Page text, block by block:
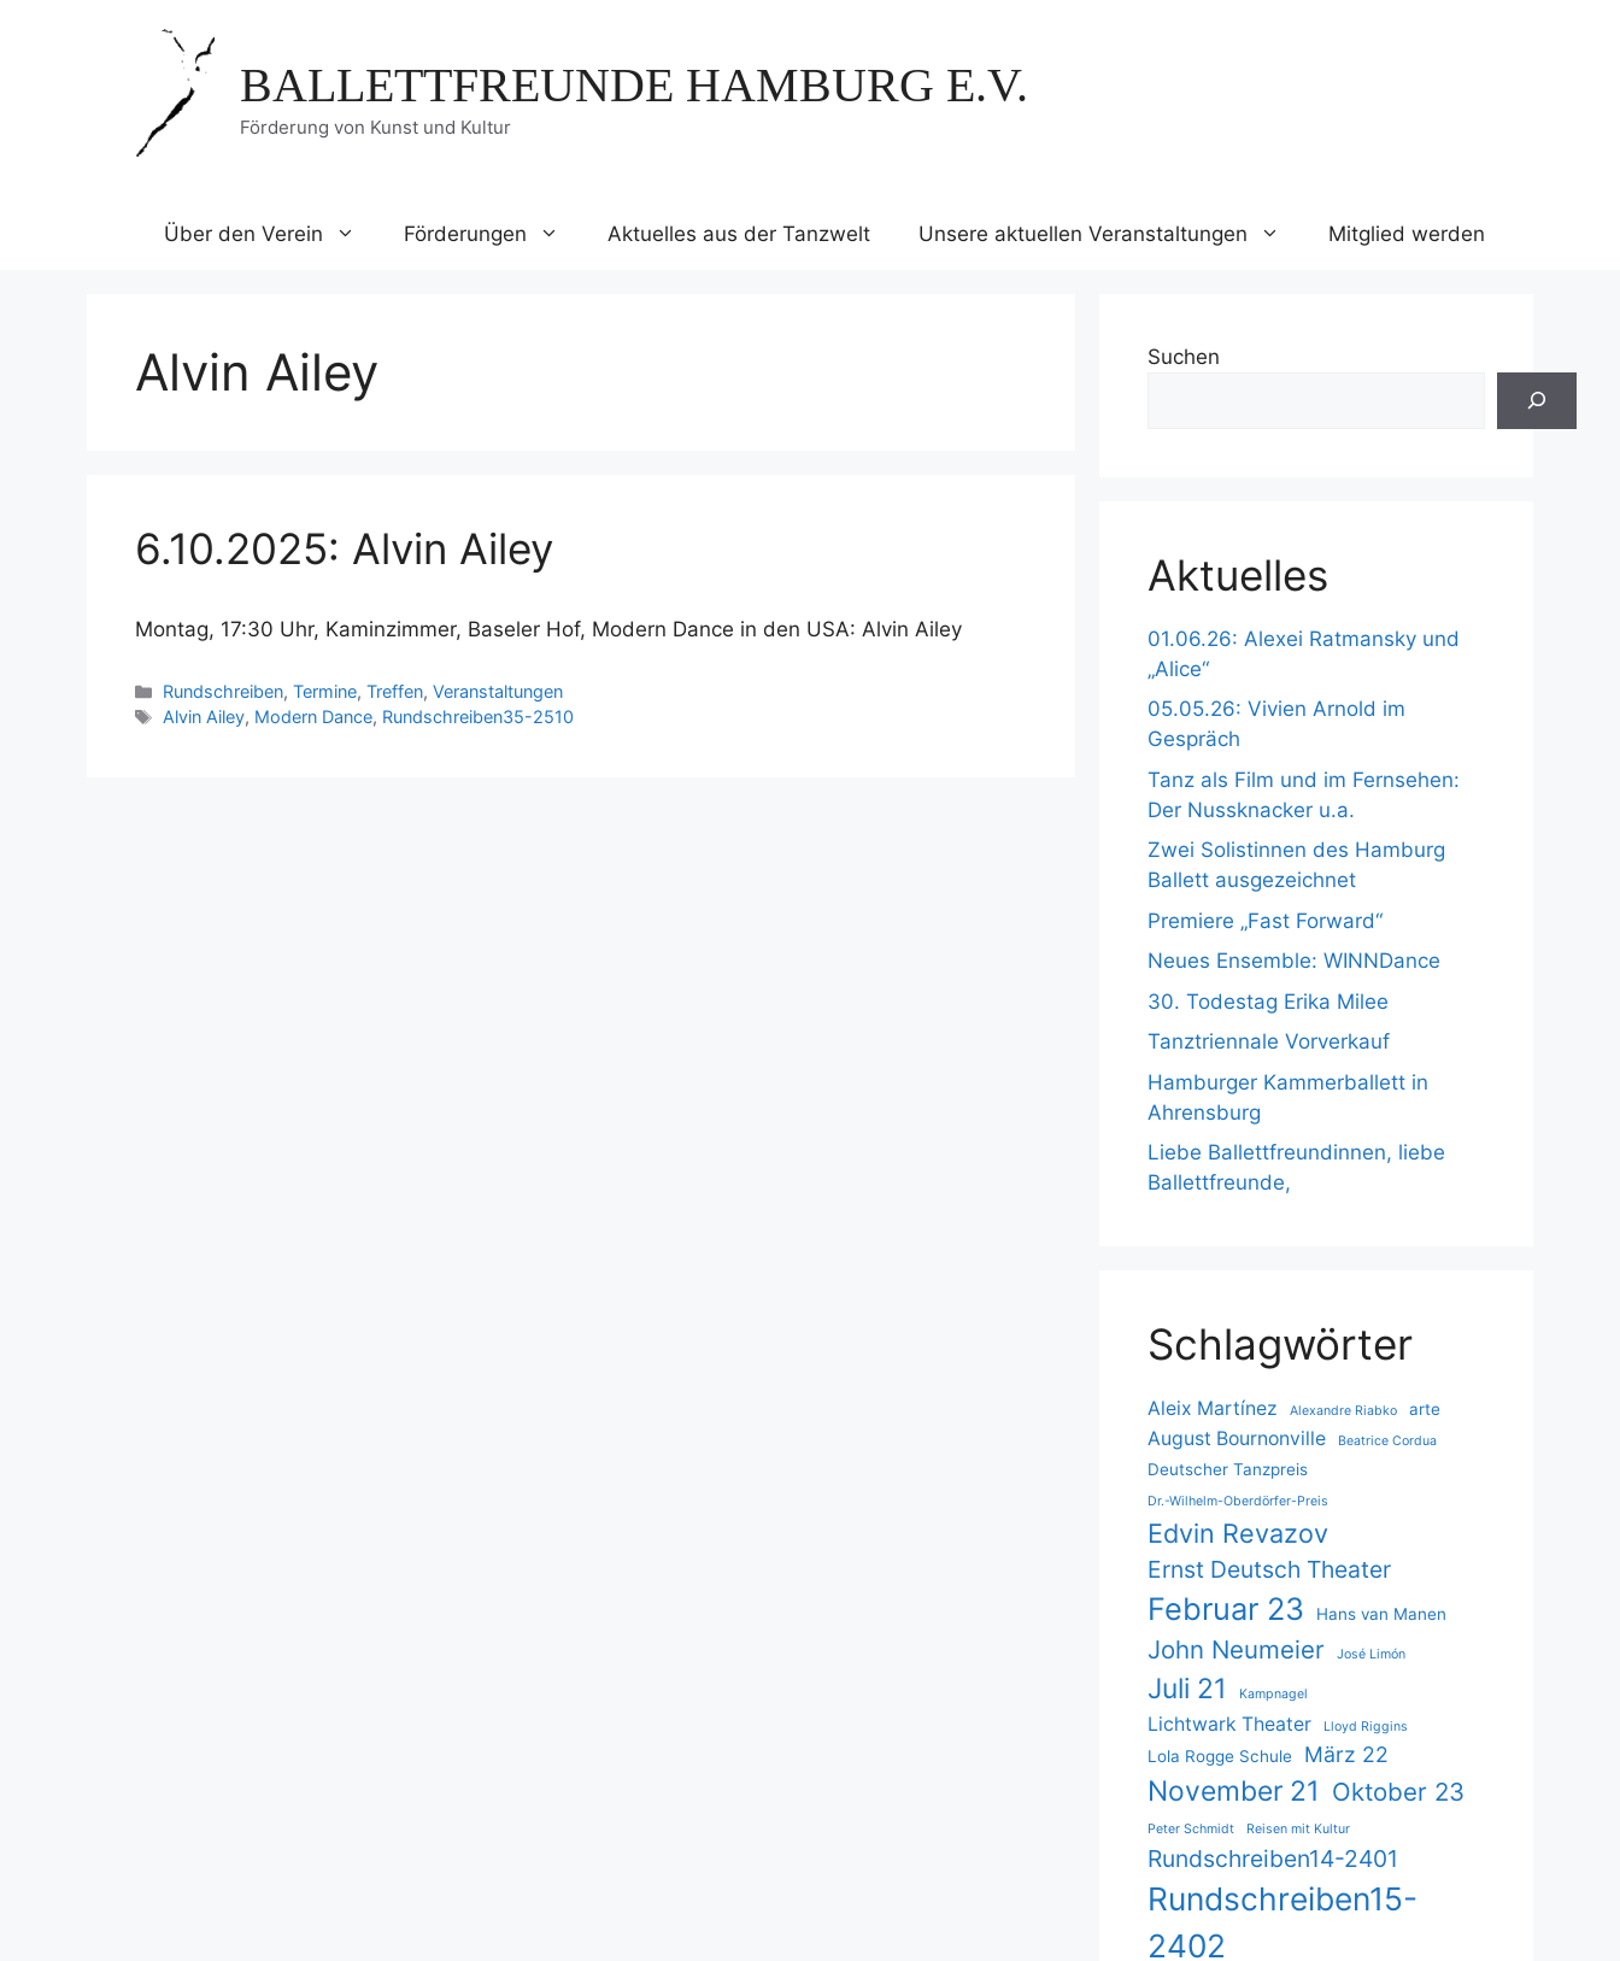
BALLETTFREUNDE HAMBURG E.V.
Förderung von Kunst und Kultur
Über den Verein Förderungen Aktuelles aus der Tanzwelt Unsere aktuellen Veranstaltungen Mitglied werden
Alvin Ailey
6.10.2025: Alvin Ailey
Montag, 17:30 Uhr, Kaminzimmer, Baseler Hof, Modern Dance in den USA: Alvin Ailey
Kategorien
Rundschreiben,Termine,Treffen,Veranstaltungen
Schlagwörter
Alvin Ailey, Modern Dance, Rundschreiben35-2510
Suchen
Aktuelles
01.06.26: Alexei Ratmansky und
„Alice“
05.05.26: Vivien Arnold im
Gespräch
Tanz als Film und im Fernsehen:
Der Nussknacker u.a.
Zwei Solistinnen des Hamburg
Ballett ausgezeichnet
Premiere „Fast Forward“
Neues Ensemble: WINNDance
30. Todestag Erika Milee
Tanztriennale Vorverkauf
Hamburger Kammerballett in
Ahrensburg
Liebe Ballettfreundinnen, liebe
Ballettfreunde,
Schlagwörter
Aleix Martínez Alexandre Riabko arte
August Bournonville Beatrice Cordua
Deutscher Tanzpreis
Dr.-Wilhelm-Oberdörfer-Preis
Edvin Revazov
Ernst Deutsch Theater
Februar 23 Hans van Manen
John Neumeier José Limón
Juli 21 Kampnagel
Lichtwark Theater Lloyd Riggins
Lola Rogge Schule März 22
November 21 Oktober 23
Peter Schmidt Reisen mit Kultur
Rundschreiben14-2401
Rundschreiben15-
2402